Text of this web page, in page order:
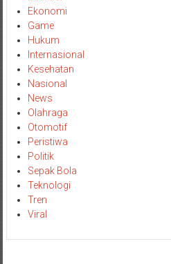
Ekonomi
Game
Hukum
Internasional
Kesehatan
Nasional
News
Olahraga
Otomotif
Peristiwa
Politik
Sepak Bola
Teknologi
Tren
Viral